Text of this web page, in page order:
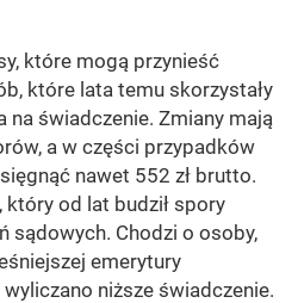
które mogą przynieść
które lata temu skorzystały
świadczenie. Zmiany mają
a w części przypadków
nawet 552 zł brutto.
od lat budził spory
sądowych. Chodzi o osoby,
emerytury
niższe świadczenie.